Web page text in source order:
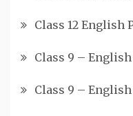
Class 12 English
Class 9 –
Class 9 –